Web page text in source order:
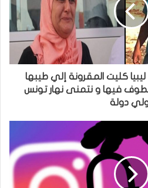
كليت المقرونة إلي طيبها
فيها و نتمنى نهار تونس
دولة